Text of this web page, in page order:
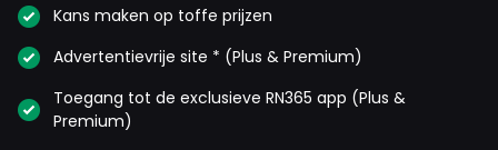
Kans maken op toffe prijzen
Advertentievrije site * (Plus & Premium)
Toegang tot de exclusieve RN365 app (Plus &
Premium)